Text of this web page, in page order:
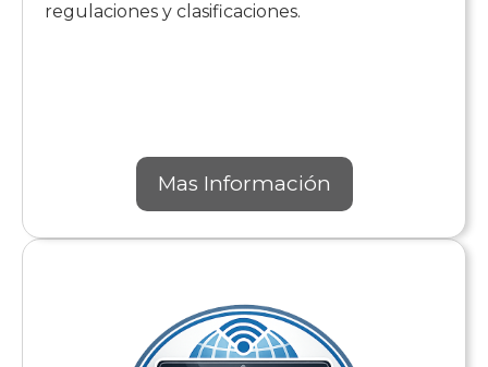
regulaciones y clasificaciones.
Mas Información